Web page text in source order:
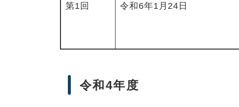
第1回 令和6年1月24日
令和4年度